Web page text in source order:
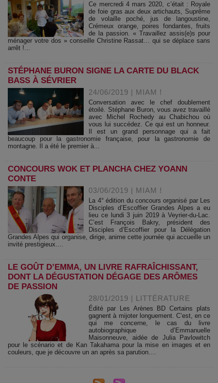
Ce mercredi 4 mars 2020, c’était : Royale
de foie gras aux deux artichauts, Suprême
de volaille poché, jus de langoustine,
Crémeux orange, poires fondantes, fruits
de la passion. « Travaillez assis(e)s pour
ménager votre dos » conseille Christine Rassat… qui se déplace sans
arrêt !...
STÉPHANE BURON SIGNE LA CARTE DU BLACK
BASS À SÉVRIER
24/06/2019 | MIAM !
Conversation avec le chef doublement
étoilé. Stéphane Buron, vous avez travaillé
avec Michel Rochedy au Chabichou où
vous lui succédez. Ce qui est un honneur.
Il est un grand personnage qui a fait
beaucoup pour la gastronomie française, pour la gastronomie de
montagne. Il a été le premier à...
CONCOURS WOK ET PLANCHA CHEZ YOANN
CONTE
03/06/2019 | MIAM !
La 4° édition du concours organisé par Les
Disciples d’Escoffier Grandes Alpes a eu
lieu ce lundi 3 juin 2019 à Veyrier-du-Lac.
C’est François Bakry, président des
Disciples d’Escoffier pour la Délégation
Grandes Alpes qui organise, dirige, anime cette journée qui accueille un
invité prestigieux....
LE GOÛT D’EMMA, UN LIVRE RAFRAÎCHISSANT,
DONT LA DÉGUSTATION DÉGAGE DES ARÔMES
DE PASSION
28/01/2019 | LITTÉRATURE
Édité par Les Arènes BD Certains plats
gagnent à mijoter longuement. C’est, en ce
qui me concerne, le cas du livre
autobiographique d’Emmanuelle
Maisonneuve, aidée de Julia Pavlowitch
pour le scénario et de Kan Takahama pour la mise en images et en
couleurs, que je découvre un an après sa parution....